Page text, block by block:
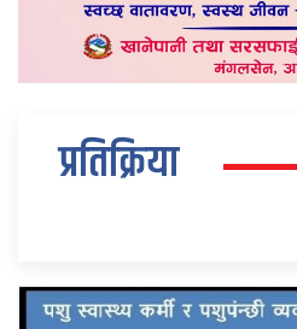
प्रतिक्रिया